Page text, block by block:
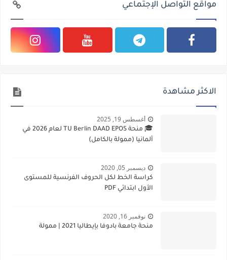
مواقع التواصل الإجتماعي
الاكثر مشاهدة
أغسطس 19, 2025
🎓 منحة TU Berlin DAAD EPOS لعام 2026 في
ألمانيا (ممولة بالكامل)
ديسمبر 05, 2020
كراسة الخط لكل الحروف الفرنسية للمستوى
الأول ابتدائي PDF
نوفمبر 16, 2020
منحة جامعة بادوفا بإيطاليا 2021 | ممولة